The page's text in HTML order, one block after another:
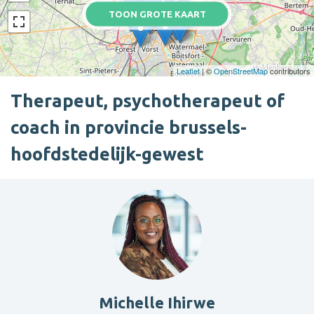
TOON GROTE KAART
Leaflet| ©OpenStreetMapcontributors
Therapeut, psychotherapeut of
coach in provincie brussels-
hoofdstedelijk-gewest
Michelle Ihirwe